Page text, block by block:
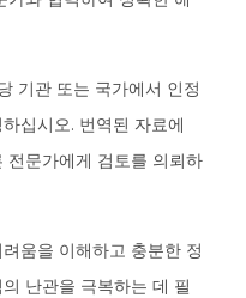
기관 또는 국가에서 인정
십시오. 번역된 자료에
전문가에게 검토를 의뢰하
움을 이해하고 충분한 정
난관을 극복하는 데 필